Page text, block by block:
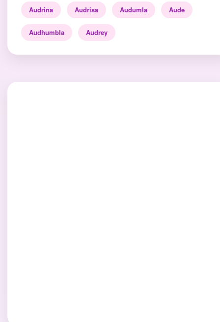
Audrina Audrisa Audumla Aude
Audhumbla Audrey